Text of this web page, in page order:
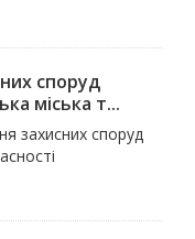
споруд
міська т...
захисних споруд